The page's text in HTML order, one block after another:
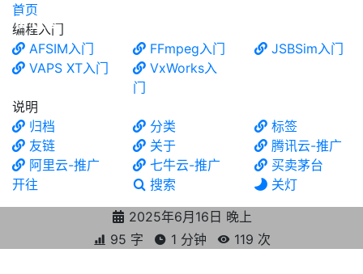
食铁兽
首页
编程入门
AFSIM入门
FFmpeg入门
JSBSim入门
VAPS XT入门
VxWorks入
门
说明
归档
分类
标签
友链
关于
腾讯云-推广
阿里云-推广
七牛云-推广
买卖茅台
开往
搜索
关灯
2025年6月16日 晚上
95 字
1 分钟 119 次